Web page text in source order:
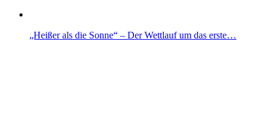
„Heißer als die Sonne“ – Der Wettlauf um das erste…